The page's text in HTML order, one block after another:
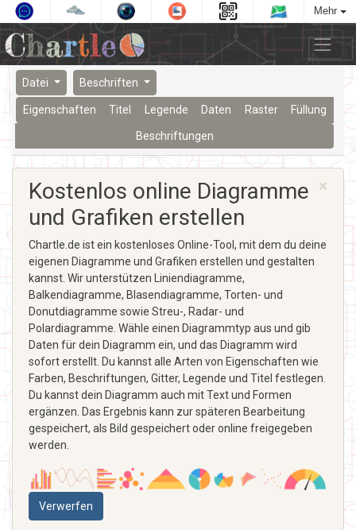
Mehr
Datei Beschriften
Eigenschaften Titel Legende Daten Raster Füllung
Beschriftungen
×
Kostenlos online Diagramme
und Grafiken erstellen
Chartle.de ist ein kostenloses Online-Tool, mit dem du deine
eigenen Diagramme und Grafiken erstellen und gestalten
kannst. Wir unterstützen Liniendiagramme,
Balkendiagramme, Blasendiagramme, Torten- und
Donutdiagramme sowie Streu-, Radar- und
Polardiagramme. Wähle einen Diagrammtyp aus und gib
Daten für dein Diagramm ein, und das Diagramm wird
sofort erstellt. Du kannst alle Arten von Eigenschaften wie
Farben, Beschriftungen, Gitter, Legende und Titel festlegen.
Du kannst dein Diagramm auch mit Text und Formen
ergänzen. Das Ergebnis kann zur späteren Bearbeitung
gespeichert, als Bild gespeichert oder online freigegeben
werden.
Verwerfen